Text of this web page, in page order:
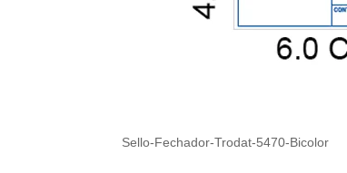
Sello-Fechador-Trodat-5470-Bicolor